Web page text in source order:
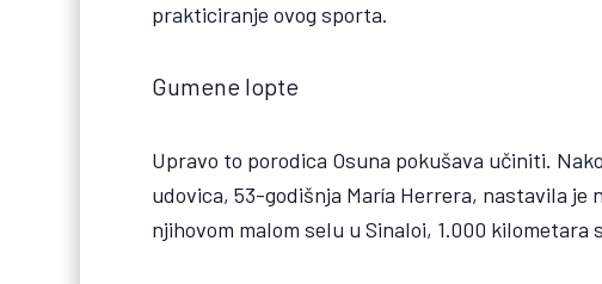
prakticiranje ovog sporta.
Gumene lopte
Upravo to porodica Osuna pokušava učiniti.
udovica, 53-godišnja María Herrera, nastavila je
njihovom malom selu u Sinaloi, 1.000 kilometara